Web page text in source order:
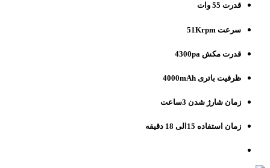
قدرت 55 وات
سرعت 51Krpm
قدرت مکش 4300pa
ظرفیت باتری 4000mAh
زمان شارژ شدن 3ساعت
زمان استفاده 15الی 18 دقیقه